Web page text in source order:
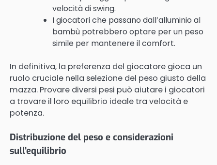
velocità di swing.
I giocatori che passano dall’alluminio al
bambù potrebbero optare per un peso
simile per mantenere il comfort.
In definitiva, la preferenza del giocatore gioca un
ruolo cruciale nella selezione del peso giusto della
mazza. Provare diversi pesi può aiutare i giocatori
a trovare il loro equilibrio ideale tra velocità e
potenza.
Distribuzione del peso e considerazioni
sull’equilibrio